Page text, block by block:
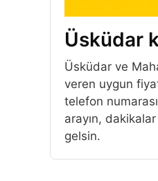
Üsküdar
Üsküdar ve
veren uygun
telefon
arayın,
gelsin.